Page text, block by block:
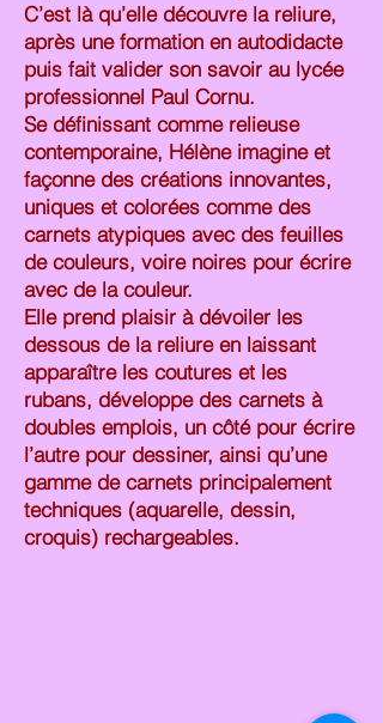
C’est là qu’elle découvre la reliure,
après une formation en autodidacte
puis fait valider son savoir au lycée
professionnel Paul Cornu.
Se définissant comme relieuse
contemporaine, Hélène imagine et
façonne des créations innovantes,
uniques et colorées comme des
carnets atypiques avec des feuilles
de couleurs, voire noires pour écrire
avec de la couleur.
Elle prend plaisir à dévoiler les
dessous de la reliure en laissant
apparaître les coutures et les
rubans, développe des carnets à
doubles emplois, un côté pour écrire
l’autre pour dessiner, ainsi qu’une
gamme de carnets principalement
techniques (aquarelle, dessin,
croquis) rechargeables.